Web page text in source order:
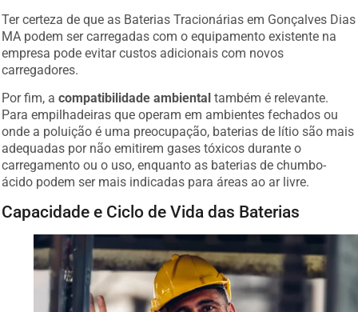
Ter certeza de que as Baterias Tracionárias em Gonçalves Dias
MA podem ser carregadas com o equipamento existente na
empresa pode evitar custos adicionais com novos
carregadores.
Por fim, acompatibilidade ambiental também é relevante.
Para empilhadeiras que operam em ambientes fechados ou
onde a poluição é uma preocupação, baterias de lítio são mais
adequadas por não emitirem gases tóxicos durante o
carregamento ou o uso, enquanto as baterias de chumbo-
ácido podem ser mais indicadas para áreas ao ar livre.
Capacidade e Ciclo de Vida das Baterias